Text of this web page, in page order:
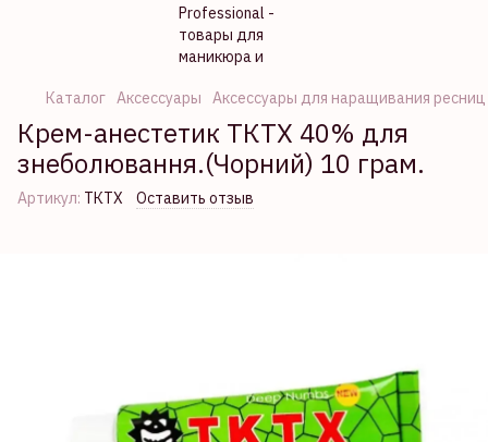
Каталог Аксессуары Аксессуары для наращивания ресниц
Крем-анестетик ТКТХ 40% для
знеболювання.(Чорний) 10 грам.
Артикул: ТКТХ Оставить отзыв